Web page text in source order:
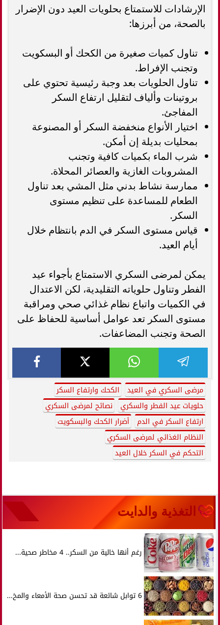
الإرشادات للاستمتاع بحلويات العيد دون الإضرار
بالصحة، من أبرزها:
تناول كميات صغيرة من الكحك أو البسكويت
وتجنب الإفراط.
تناول الحلويات بعد وجبة رئيسية تحتوي على
بروتينات وألياف لتقليل ارتفاع السكر
المفاجئ.
اختيار الأنواع منخفضة السكر أو المصنوعة
بمحليات بديلة إن أمكن.
شرب الماء بكميات كافية وتجنب
المشروبات الغازية والعصائر المحلاة.
ممارسة نشاط بدني مثل المشي بعد تناول
الطعام للمساعدة على تنظيم مستوى
السكر.
قياس مستوى السكر في الدم بانتظام خلال
أيام العيد.
يمكن لمرضى السكري الاستمتاع بأجواء عيد
الفطر وتناول حلوياته التقليدية، لكن الاعتدال
في الكميات واتباع نظام غذائي صحي ومراقبة
مستوى السكر تعد عوامل أساسية للحفاظ على
الصحة وتجنب المضاعفات.
مرضى السكري في العيد
الكحك وارتفاع السكر
حلويات عيد الفطر والسكري
نصائح لمرضى السكري
ارتفاع السكر في الدم
أضرار الكحك والبسكويت
النظام الغذائي لمرضى السكري
التحكم في السكر خلال العيد
التغذية والدايت
رغم أنها خالية من السكر.. 4 مخاطر صحية...
6 توابل شائعة قد تحسن صحة الأمعاء والمخ...